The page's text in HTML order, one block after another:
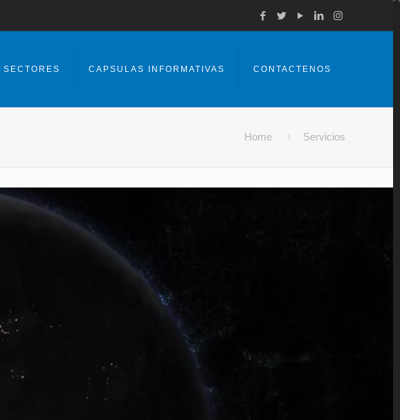
SECTORES CAPSULAS INFORMATIVAS CONTACTENOS
Home Servicios